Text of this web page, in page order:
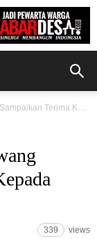
Kepada Anggota DPR RI
339 views